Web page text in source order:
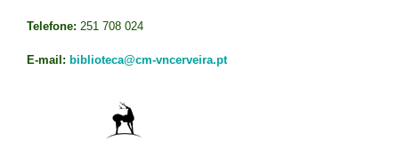
Telefone: 251 708 024
E-mail: biblioteca@cm-vncerveira.pt